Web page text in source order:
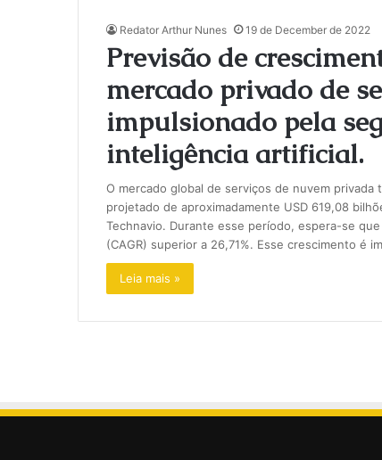
Redator Arthur Nunes 19 de December de 2022
Previsão de
mercado privado de
impulsionado pela
inteligência artificial.
O mercado global de serviços de nuvem
projetado de aproximadamente USD 619,08
Technavio. Durante esse período, espera-se
(CAGR) superior a 26,71%. Esse crescimento é
Leia mais »